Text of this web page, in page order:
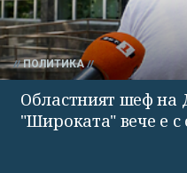
ПОЛИТИКА
Областният шеф на
"Широката" вече е с